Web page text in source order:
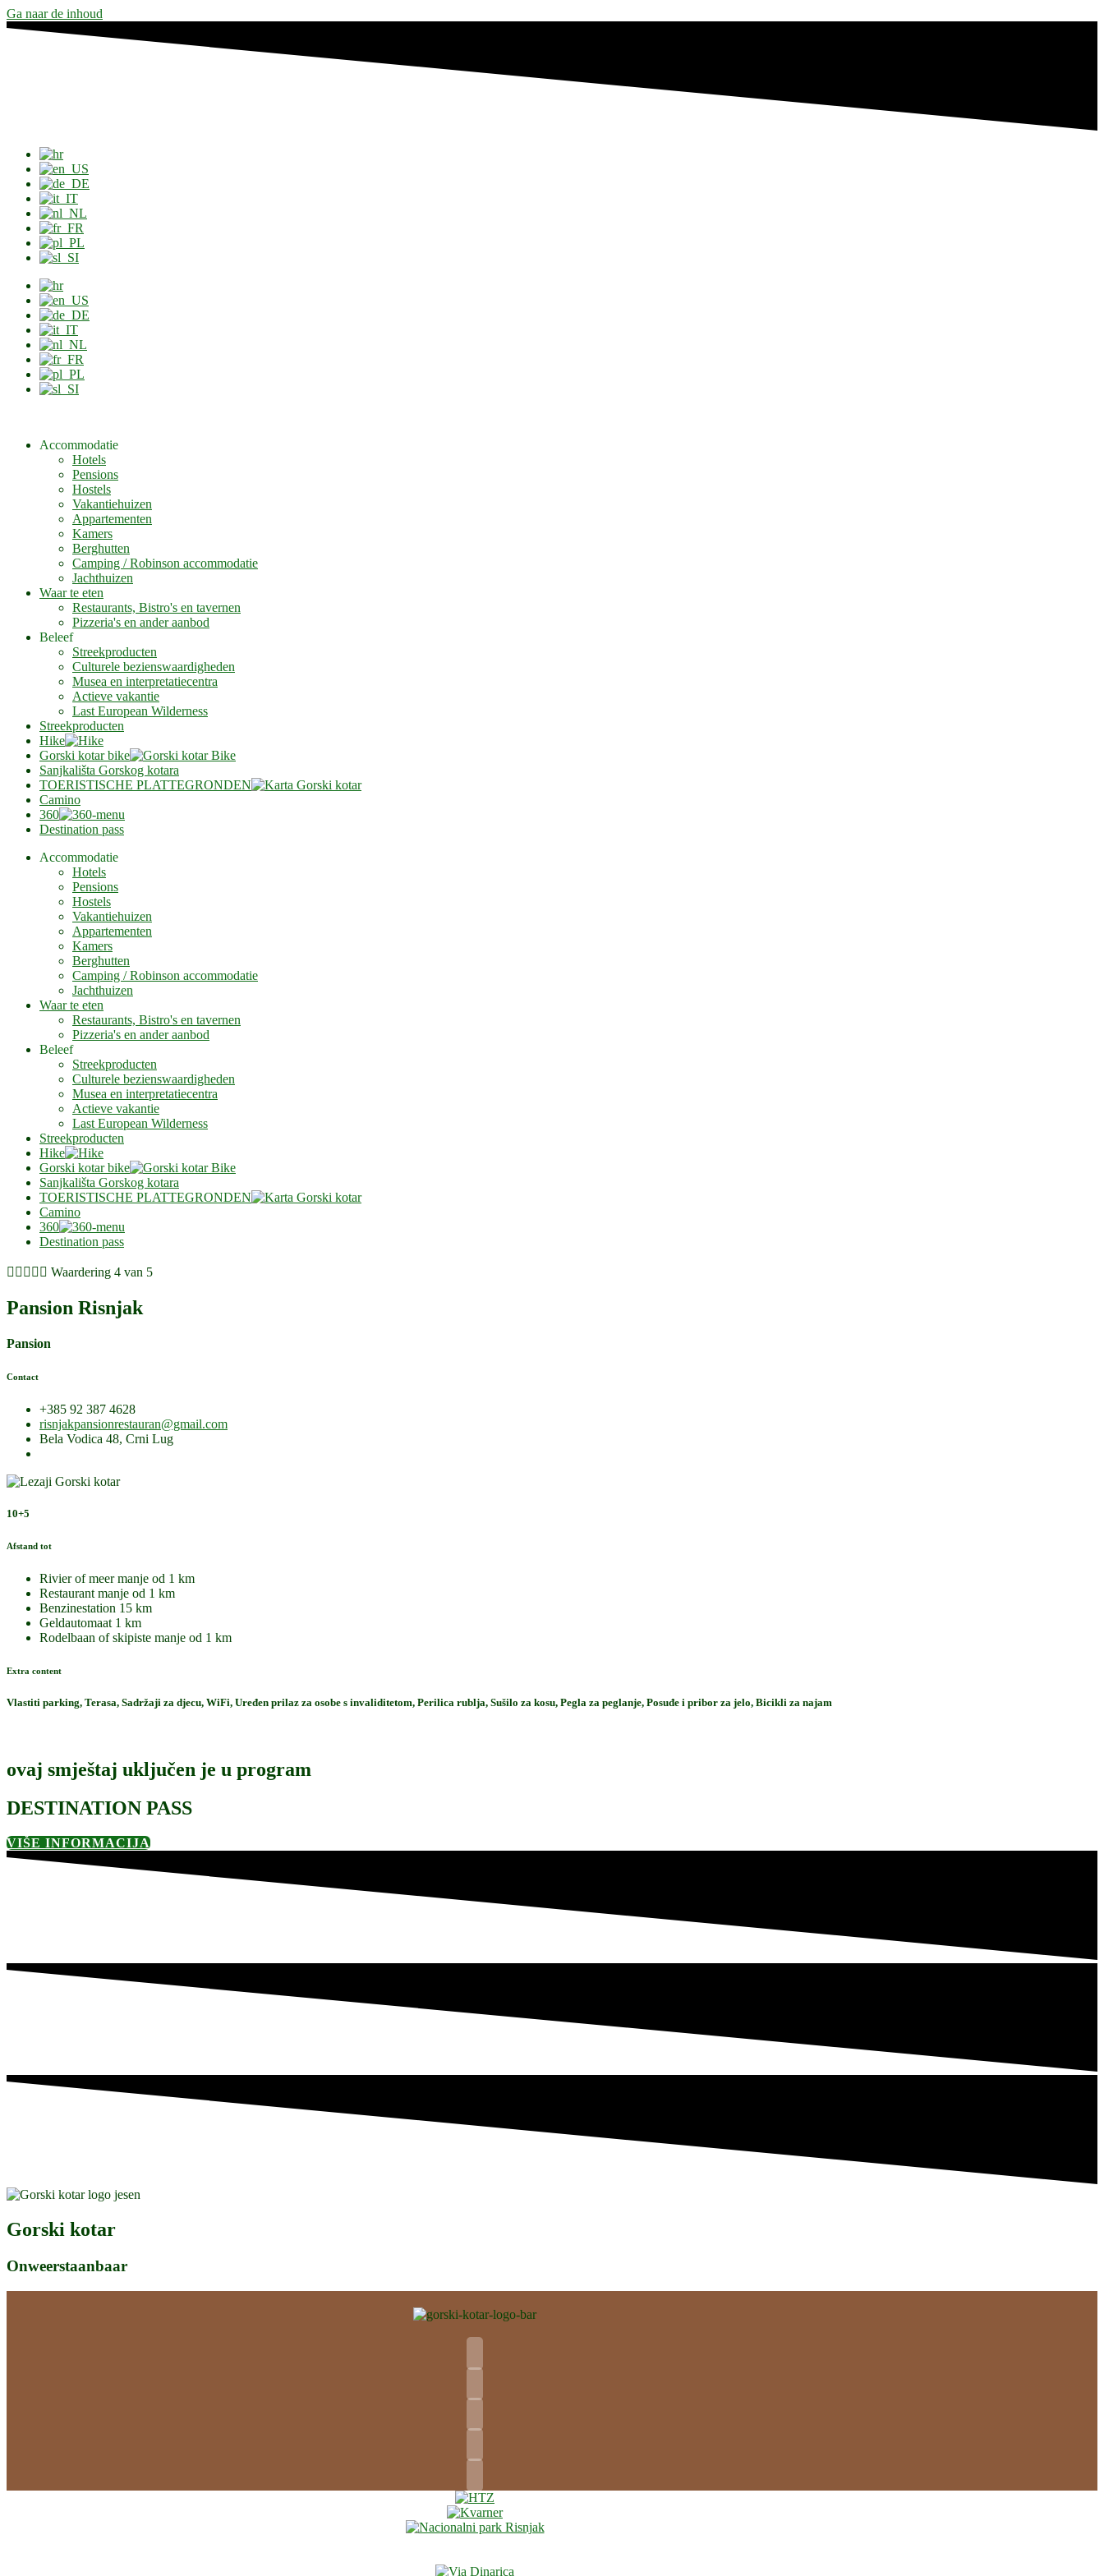
Ga naar de inhoud
Accommodatie
Hotels
Pensions
Hostels
Vakantiehuizen
Appartementen
Kamers
Berghutten
Camping / Robinson accommodatie
Jachthuizen
Waar te eten
Restaurants, Bistro's en tavernen
Pizzeria's en ander aanbod
Beleef
Streekproducten
Culturele bezienswaardigheden
Musea en interpretatiecentra
Actieve vakantie
Last European Wilderness
Streekproducten
Hike
Gorski kotar bike
Sanjkališta Gorskog kotara
TOERISTISCHE PLATTEGRONDEN
Camino
360
Destination pass
Accommodatie
Hotels
Pensions
Hostels
Vakantiehuizen
Appartementen
Kamers
Berghutten
Camping / Robinson accommodatie
Jachthuizen
Waar te eten
Restaurants, Bistro's en tavernen
Pizzeria's en ander aanbod
Beleef
Streekproducten
Culturele bezienswaardigheden
Musea en interpretatiecentra
Actieve vakantie
Last European Wilderness
Streekproducten
Hike
Gorski kotar bike
Sanjkališta Gorskog kotara
TOERISTISCHE PLATTEGRONDEN
Camino
360
Destination pass
     Waardering 4 van 5
Pansion Risnjak
Pansion
Contact
+385 92 387 4628
risnjakpansionrestauran@gmail.com
Bela Vodica 48, Crni Lug
10+5
Afstand tot
Rivier of meermanje od 1 km
Restaurant manje od 1 km
Benzinestation 15 km
Geldautomaat 1 km
Rodelbaan of skipiste manje od 1 km
Extra content
Vlastiti parking, Terasa, Sadržaji za djecu, WiFi, Uređen prilaz za osobe s invaliditetom, Perilica rublja, Sušilo za kosu, Pegla za peglanje, Posuđe i pribor za jelo, Bicikli za najam
ovaj smještaj uključen je u program
DESTINATION PASS
VIŠE INFORMACIJA
Gorski kotar
Onweerstaanbaar